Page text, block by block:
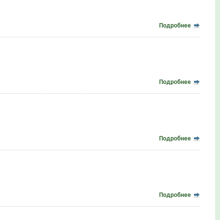
Подробнее
Подробнее
Подробнее
Подробнее